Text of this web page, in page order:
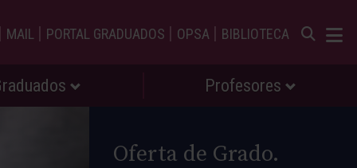
| MAIL | PORTAL GRADUADOS | OPSA | BIBLIOTECA
Profesores
Oferta de Grado.